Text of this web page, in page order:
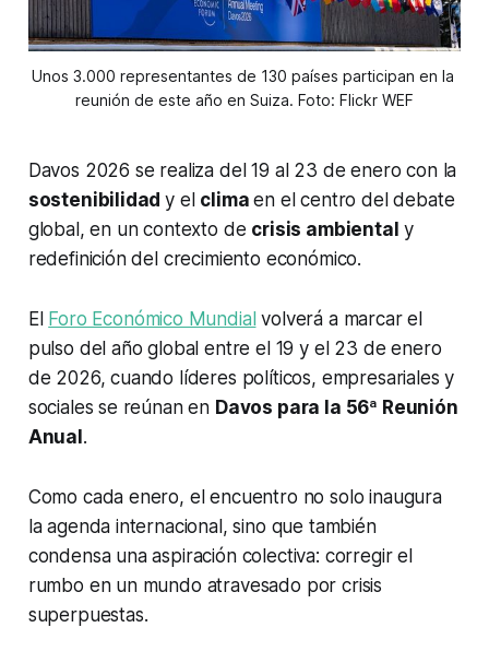
Unos 3.000 representantes de 130 países participan en la
reunión de este año en Suiza. Foto: Flickr WEF
Davos 2026 se realiza del 19 al 23 de enero con la
sostenibilidady el climaen el centro del debate
global, en un contexto de crisis ambiental y
redefinición del crecimiento económico.
El Foro Económico Mundial volverá a marcar el
pulso del año global entre el 19 y el 23 de enero
de 2026, cuando líderes políticos, empresariales y
sociales se reúnan en Davos para la 56ª Reunión
Anual .
Como cada enero, el encuentro no solo inaugura
la agenda internacional, sino que también
condensa una aspiración colectiva: corregir el
rumbo en un mundo atravesado por crisis
superpuestas.